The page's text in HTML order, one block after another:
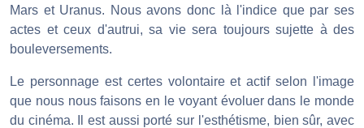
Mars et Uranus. Nous avons donc là l'indice que par ses
actes et ceux d'autrui, sa vie sera toujours sujette à des
bouleversements.
Le personnage est certes volontaire et actif selon l'image
que nous nous faisons en le voyant évoluer dans le monde
du cinéma. Il est aussi porté sur l'esthétisme, bien sûr, avec